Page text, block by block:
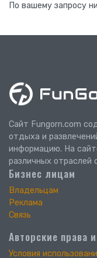
По вашему запросу
Сайт Fungorn.com
отдыха и
информацию. На
различных отраслей
Бизнес лицам
Владельцам
Реклама
Связь
Авторские права
Условия